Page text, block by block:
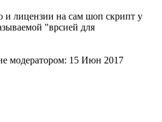
и лицензии на сам шоп скрипт у
"врсией для
модератором: 15 Июн 2017